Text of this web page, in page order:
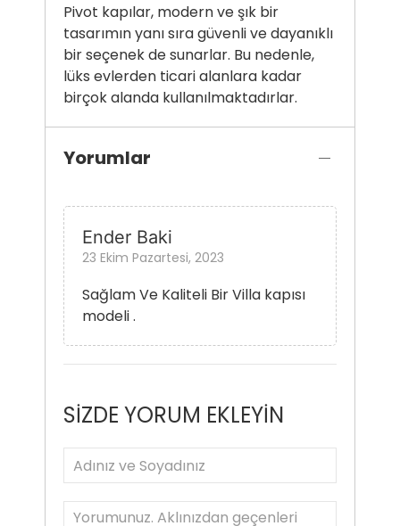
Pivot kapılar, modern ve şık bir
tasarımın yanı sıra güvenli ve dayanıklı
bir seçenek de sunarlar. Bu nedenle,
lüks evlerden ticari alanlara kadar
birçok alanda kullanılmaktadırlar.
Yorumlar
Ender Baki
23 Ekim Pazartesi, 2023
Sağlam Ve Kaliteli Bir Villa kapısı
modeli .
SİZDE YORUM EKLEYİN